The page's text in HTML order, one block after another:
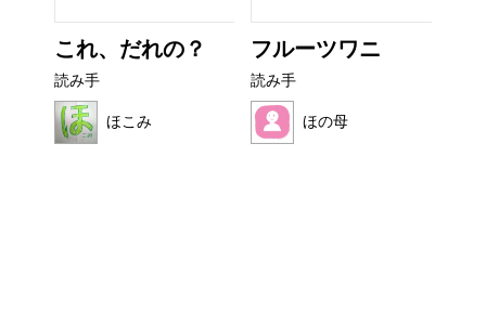
これ、だれの？
読み手
ほこみ
フルーツワニ
読み手
ほの母